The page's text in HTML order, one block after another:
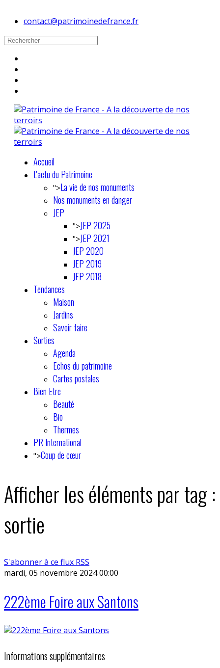
contact@patrimoinedefrance.fr
Accueil
L'actu du Patrimoine
">La vie de nos monuments
Nos monuments en danger
JEP
">JEP 2025
">JEP 2021
JEP 2020
JEP 2019
JEP 2018
Tendances
Maison
Jardins
Savoir faire
Sorties
Agenda
Echos du patrimoine
Cartes postales
Bien Etre
Beauté
Bio
Thermes
PR International
">Coup de cœur
Afficher les éléments par tag :
sortie
S'abonner à ce flux RSS
mardi, 05 novembre 2024 00:00
222ème Foire aux Santons
Informations supplémentaires